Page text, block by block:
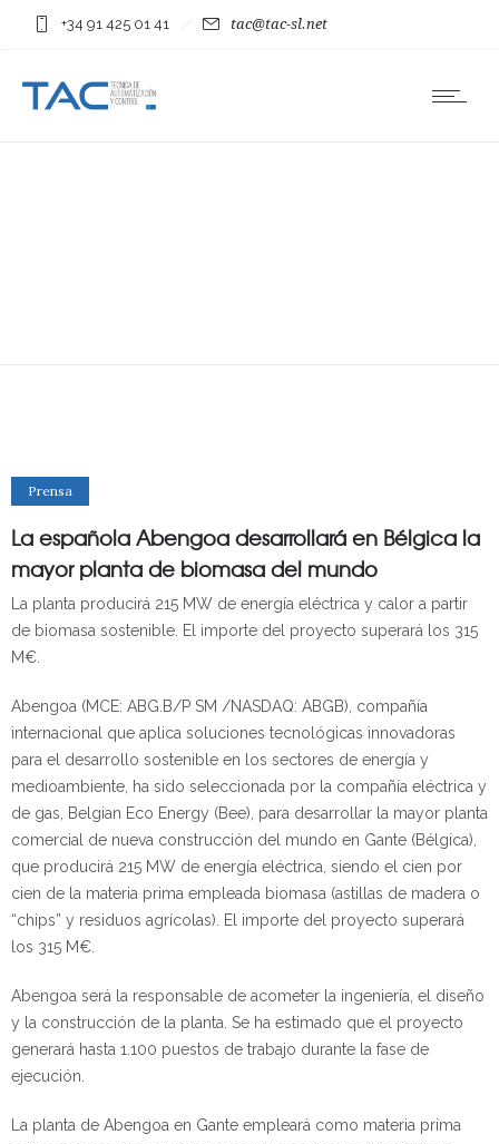
+34 91 425 01 41 tac@tac-sl.net
Prensa
La española Abengoa desarrollará en Bélgica la
mayor planta de biomasa del mundo
La planta producirá 215 MW de energía eléctrica y calor a partir
de biomasa sostenible. El importe del proyecto superará los 315
M€.
Abengoa (MCE: ABG.B/P SM /NASDAQ: ABGB), compañía
internacional que aplica soluciones tecnológicas innovadoras
para el desarrollo sostenible en los sectores de energía y
medioambiente, ha sido seleccionada por la compañía eléctrica y
de gas, Belgian Eco Energy (Bee), para desarrollar la mayor planta
comercial de nueva construcción del mundo en Gante (Bélgica),
que producirá 215 MW de energía eléctrica, siendo el cien por
cien de la materia prima empleada biomasa (astillas de madera o
“chips” y residuos agrícolas). El importe del proyecto superará
los 315 M€.
Abengoa será la responsable de acometer la ingeniería, el diseño
y la construcción de la planta. Se ha estimado que el proyecto
generará hasta 1.100 puestos de trabajo durante la fase de
ejecución.
La planta de Abengoa en Gante empleará como materia prima